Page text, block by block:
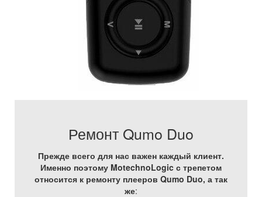
Ремонт Qumo Duo
Прежде всего для нас важен каждый клиент.
Именно поэтому MotechnoLogic с трепетом
относится к ремонту плееров Qumo Duo, а так
же: